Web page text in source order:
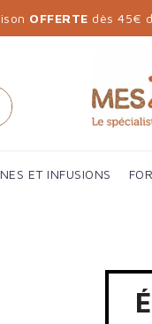
OFFERTE dès 45€
ET INFUSIONS